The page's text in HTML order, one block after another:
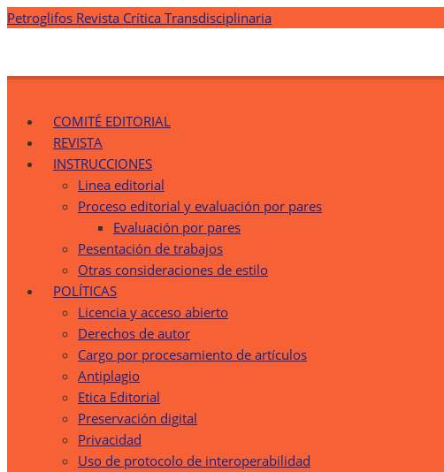
Saltar
Petroglifos Revista Crítica Transdisciplinaria
COMITÉ EDITORIAL
REVISTA
INSTRUCCIONES
Linea editorial
Proceso editorial y evaluación por pares
Evaluación por pares
Pesentación de trabajos
Otras consideraciones de estilo
POLÍTICAS
Licencia y acceso abierto
Derechos de autor
Cargo por procesamiento de artículos
Antiplagio
Etica Editorial
Preservación digital
Privacidad
Uso de protocolo de interoperabilidad